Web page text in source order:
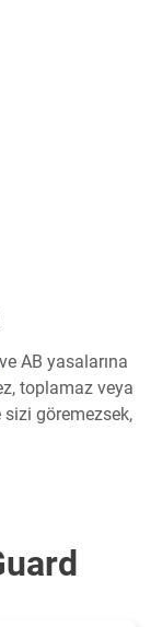
ve AB yasalarına
toplamaz veya
göremezsek,